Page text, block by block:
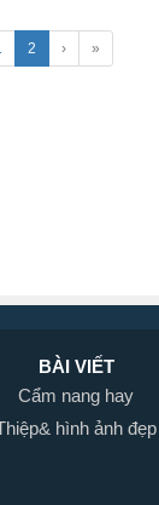
2 › »
BÀI VIẾT
Cẩm nang hay
hình ảnh đẹp